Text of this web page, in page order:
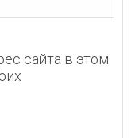
сайта в этом